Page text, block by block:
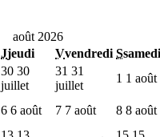
août 2026
Jjeudi Vvendredi Ssamedi
30 30
juillet
31 31
juillet
1 1 août
6 6 août 7 7 août 8 8 août